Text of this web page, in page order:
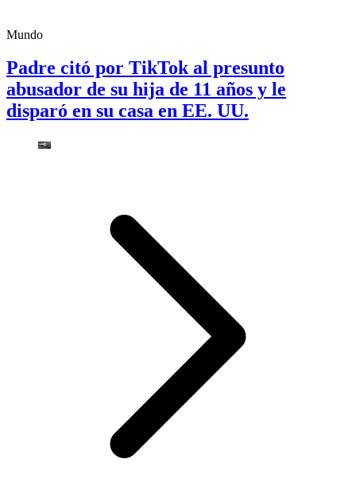
Mundo
Padre citó por TikTok al presunto
abusador de su hija de 11 años y le
disparó en su casa en EE. UU.